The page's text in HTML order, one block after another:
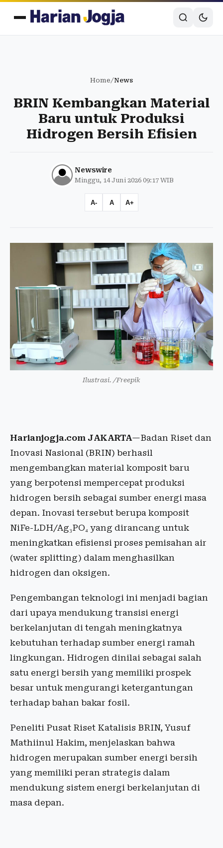
Home/News
BRIN Kembangkan Material
Baru untuk Produksi
Hidrogen Bersih Efisien
Newswire
Minggu, 14 Juni 2026 09:17 WIB
A- A A+
Ilustrasi. /Freepik
Harianjogja.com JAKARTA—Badan Riset dan
Inovasi Nasional (BRIN) berhasil
mengembangkan material komposit baru
yang berpotensi mempercepat produksi
hidrogen bersih sebagai sumber energi masa
depan. Inovasi tersebut berupa komposit
NiFe-LDH/Ag₃PO₄ yang dirancang untuk
meningkatkan efisiensi proses pemisahan air
(water splitting) dalam menghasilkan
hidrogen dan oksigen.
Pengembangan teknologi ini menjadi bagian
dari upaya mendukung transisi energi
berkelanjutan di tengah meningkatnya
kebutuhan terhadap sumber energi ramah
lingkungan. Hidrogen dinilai sebagai salah
satu energi bersih yang memiliki prospek
besar untuk mengurangi ketergantungan
terhadap bahan bakar fosil.
Peneliti Pusat Riset Katalisis BRIN, Yusuf
Mathiinul Hakim, menjelaskan bahwa
hidrogen merupakan sumber energi bersih
yang memiliki peran strategis dalam
mendukung sistem energi berkelanjutan di
masa depan.